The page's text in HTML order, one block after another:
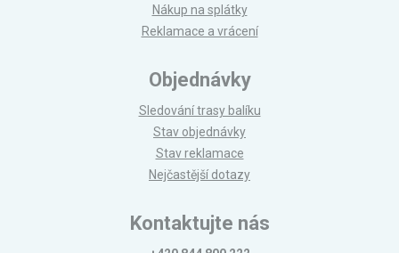
Nákup na splátky
Reklamace a vrácení
Objednávky
Sledování trasy balíku
Stav objednávky
Stav reklamace
Nejčastější dotazy
Kontaktujte nás